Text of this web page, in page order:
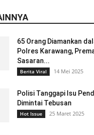
65 Orang Diamankan
Polres Karawang,
Sasaran...
Berita Viral 14 Mei 2025
Polisi Tanggapi Isu
Dimintai Tebusan
Hot Issue 25 Maret 2025